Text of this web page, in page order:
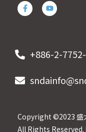
+886-2-
Copyright ©2023 盛
All Rights Reserved.